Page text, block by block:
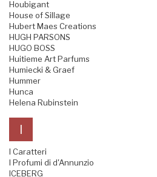
Houbigant
House of Sillage
Hubert Maes Creations
HUGH PARSONS
HUGO BOSS
Huitieme Art Parfums
Humiecki & Graef
Hummer
Hunca
Helena Rubinstein
I
I Caratteri
I Profumi di d'Annunzio
ICEBERG